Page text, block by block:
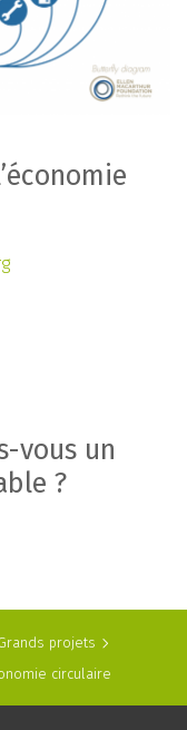
vous un
?
projets
circulaire